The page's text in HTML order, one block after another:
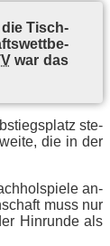
die Tisch­
war das
ste­
die in der
an­
muss nur
Hin­run­de als